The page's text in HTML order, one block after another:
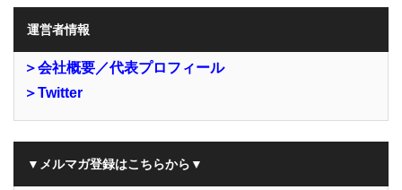
運営者情報
＞会社概要／代表プロフィール
＞Twitter
▼メルマガ登録はこちらから▼